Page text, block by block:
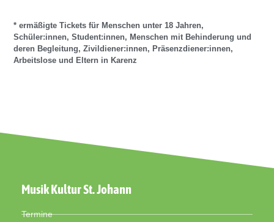
* ermäßigte Tickets für Menschen unter 18 Jahren,
Schüler:innen, Student:innen, Menschen mit Behinderung und
deren Begleitung, Zivildiener:innen, Präsenzdiener:innen,
Arbeitslose und Eltern in Karenz
Musik Kultur St. Johann
Termine